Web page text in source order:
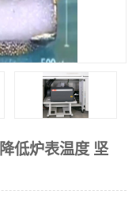
低炉表温度 坚